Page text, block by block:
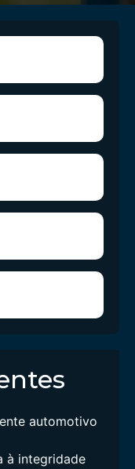
automotivo
à integridade